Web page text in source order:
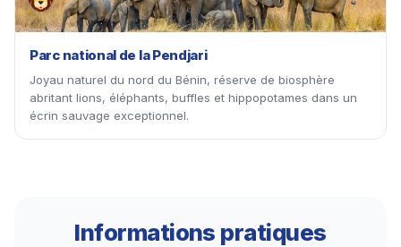
Parc national de la Pendjari
Joyau naturel du nord du Bénin, réserve de biosphère
abritant lions, éléphants, buffles et hippopotames dans un
écrin sauvage exceptionnel.
Informations pratiques